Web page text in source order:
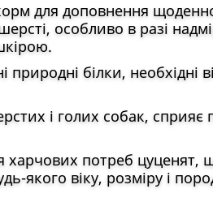
для доповнення
особливо в разі
природні білки, необхідні
і голих собак,
харчових потреб
якого віку, розміру і